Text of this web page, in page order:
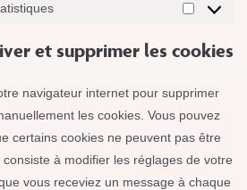
et supprimer les cookies
navigateur internet pour supprimer
les cookies. Vous pouvez
certains cookies ne peuvent pas être
à modifier les réglages de votre
vous receviez un message à chaque